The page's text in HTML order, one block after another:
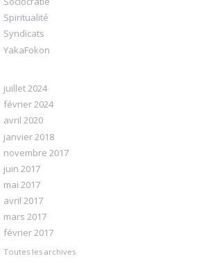
Spiritualité
Syndicats
YakaFokon
juillet 2024
février 2024
avril 2020
janvier 2018
novembre 2017
juin 2017
mai 2017
avril 2017
mars 2017
février 2017
Toutes les archives